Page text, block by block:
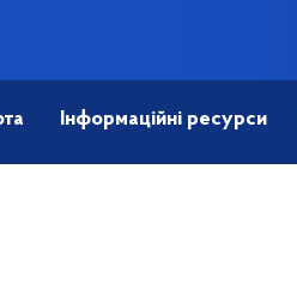
Інформаційні ресурси